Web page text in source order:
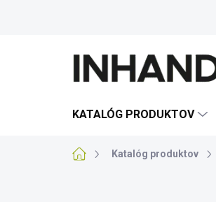
KATALÓG PRODUKTOV
DomovKatalóg produktov